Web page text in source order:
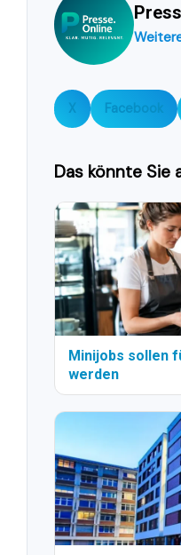
X Facebook
Das könnte Sie
Minijobs sollen
werden